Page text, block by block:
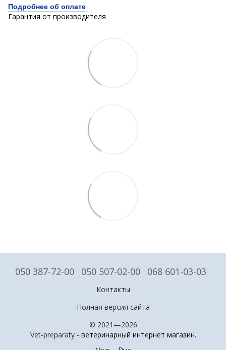
Подробнее об оплате
Гарантия от производителя
050 387-72-00 050 507-02-00 068 601-03-03
Контакты
Полная версия сайта
© 2021—2026
Vet-preparaty - ветеринарный интернет магазин.